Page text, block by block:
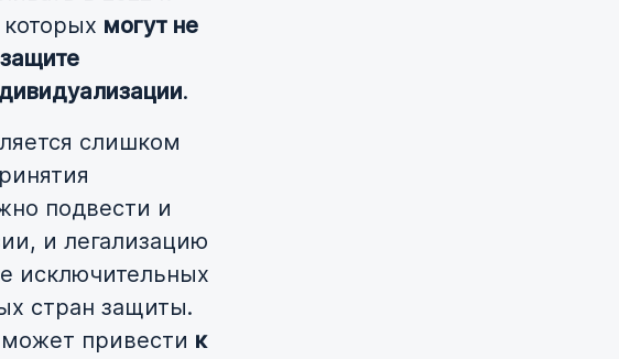
могут не
.
слишком
подвести и
и легализацию
исключительных
стран защиты.
привести к